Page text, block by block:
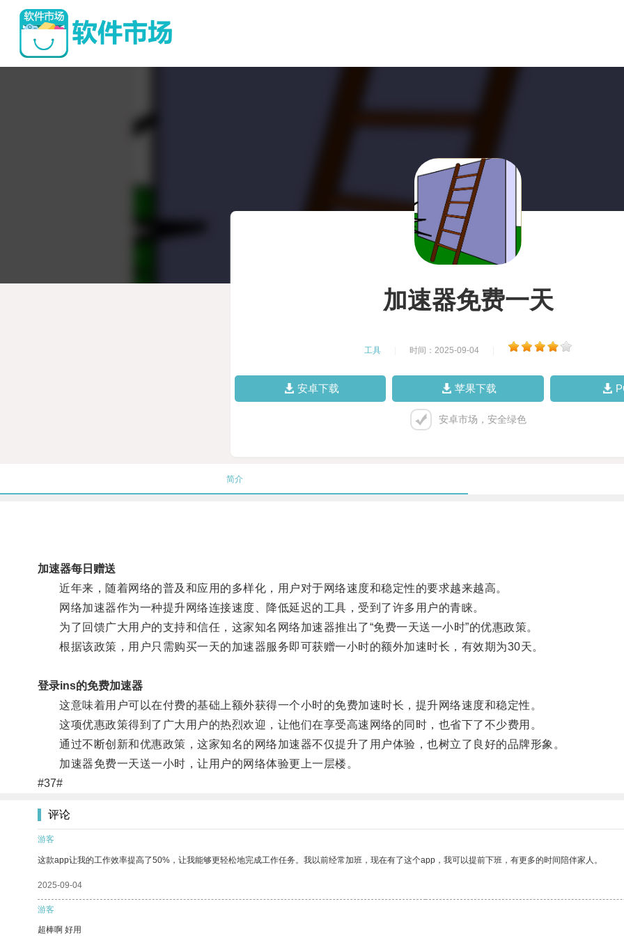
加速器免费一天
工具 时间：2025-09-04
安卓下载 苹果下载
安卓市场，安全绿色
简介
加速器每日赠送
近年来，随着网络的普及和应用的多样化，用户对于网络速度和稳定性的要求越来越高。
网络加速器作为一种提升网络连接速度、降低延迟的工具，受到了许多用户的青睐。
为了回馈广大用户的支持和信任，这家知名网络加速器推出了“免费一天送一小时”的优惠政策。
根据该政策，用户只需购买一天的加速器服务即可获赠一小时的额外加速时长，有效期为30天。
登录ins的免费加速器
这意味着用户可以在付费的基础上额外获得一个小时的免费加速时长，提升网络速度和稳定性。
这项优惠政策得到了广大用户的热烈欢迎，让他们在享受高速网络的同时，也省下了不少费用。
通过不断创新和优惠政策，这家知名的网络加速器不仅提升了用户体验，也树立了良好的品牌形象。
加速器免费一天送一小时，让用户的网络体验更上一层楼。
#37#
评论
游客
这款app让我的工作效率提高了50%，让我能够更轻松地完成工作任务。我以前经常加班，现在有了这个app，我可以提前下班，有更多的时间陪伴家人。
2025-09-04
游客
超棒啊 好用